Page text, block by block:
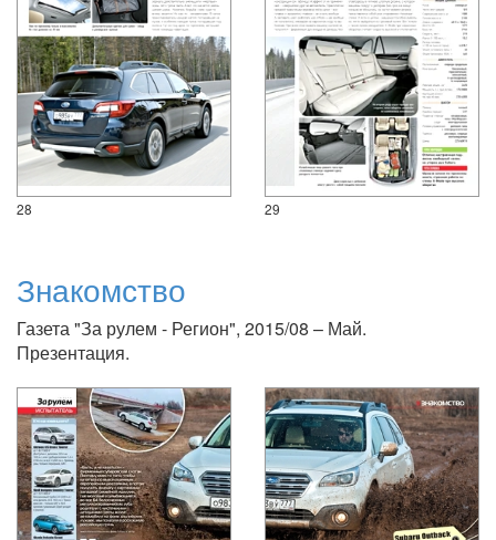
28 29
Знакомство
Газета "За рулем - Регион", 2015/08 – Май.
Презентация.